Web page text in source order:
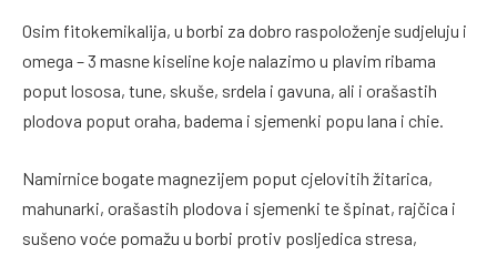
Osim fitokemikalija, u borbi za dobro raspoloženje sudjeluju i
omega – 3 masne kiseline koje nalazimo u plavim ribama
poput lososa, tune, skuše, srdela i gavuna, ali i orašastih
plodova poput oraha, badema i sjemenki popu lana i chie.
Namirnice bogate magnezijem poput cjelovitih žitarica,
mahunarki, orašastih plodova i sjemenki te špinat, rajčica i
sušeno voće pomažu u borbi protiv posljedica stresa,